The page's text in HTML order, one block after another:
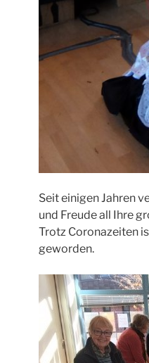
Seit einigen Jahren
und Freude all Ihre
Trotz Coronazeiten
geworden.